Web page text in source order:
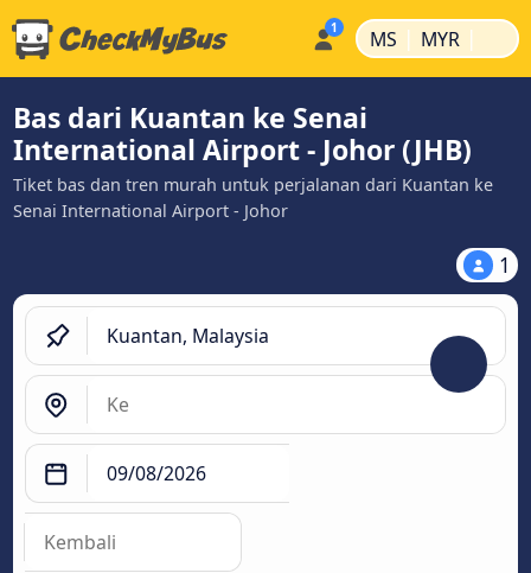
MS | MYR |
Bas dari Kuantan ke Senai
International Airport - Johor (JHB)
Tiket bas dan tren murah untuk perjalanan dari Kuantan ke
Senai International Airport - Johor
1